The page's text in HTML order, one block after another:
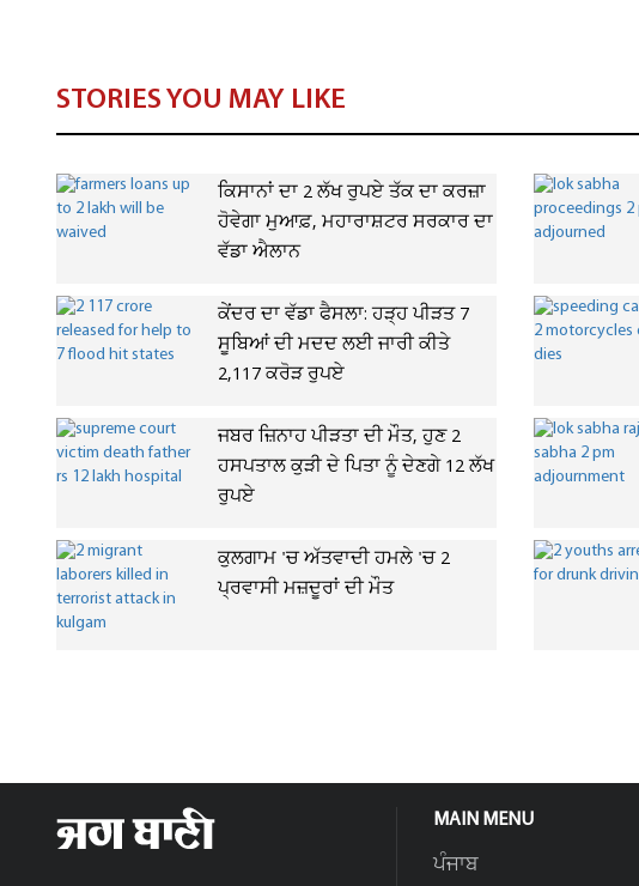
STORIES YOU MAY LIKE
ਕਿਸਾਨਾਂ ਦਾ 2 ਲੱਖ ਰੁਪਏ ਤੱਕ ਦਾ ਕਰਜ਼ਾ
ਹੋਵੇਗਾ ਮੁਆਫ਼, ਮਹਾਰਾਸ਼ਟਰ ਸਰਕਾਰ ਦਾ
ਵੱਡਾ ਐਲਾਨ
ਕੇਂਦਰ ਦਾ ਵੱਡਾ ਫੈਸਲਾ: ਹੜ੍ਹ ਪੀੜਤ 7
ਸੂਬਿਆਂ ਦੀ ਮਦਦ ਲਈ ਜਾਰੀ ਕੀਤੇ
2,117 ਕਰੋੜ ਰੁਪਏ
ਜਬਰ ਜ਼ਿਨਾਹ ਪੀੜਤਾ ਦੀ ਮੌਤ, ਹੁਣ 2
ਹਸਪਤਾਲ ਕੁੜੀ ਦੇ ਪਿਤਾ ਨੂੰ ਦੇਣਗੇ 12 ਲੱਖ
ਰੁਪਏ
ਕੁਲਗਾਮ 'ਚ ਅੱਤਵਾਦੀ ਹਮਲੇ 'ਚ 2
ਪ੍ਰਵਾਸੀ ਮਜ਼ਦੂਰਾਂ ਦੀ ਮੌਤ
MAIN MENU
ਪੰਜਾਬ